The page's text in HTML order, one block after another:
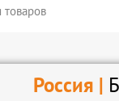
Россия |